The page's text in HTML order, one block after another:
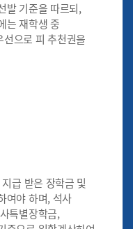
발 기준을 따르되,
는 재학생 중
선으로 피 추천권을
급 받은 장학금 및
여야 하며, 석사
특별장학금,